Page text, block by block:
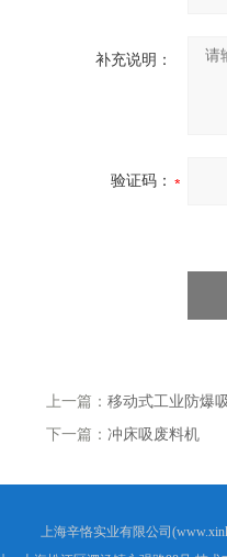
补充说明：
验证码：
上一篇： 移动式工业防爆
下一篇： 冲床吸废料机
上海辛恪实业有限公司